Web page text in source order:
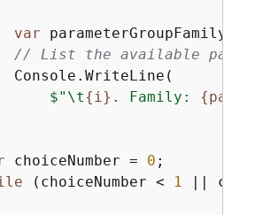
var parameterGroupFamily
// List the available
Console.WriteLine(
$"\t{i} . Family: {
choiceNumber = 0 ;
(choiceNumber < 1 ||